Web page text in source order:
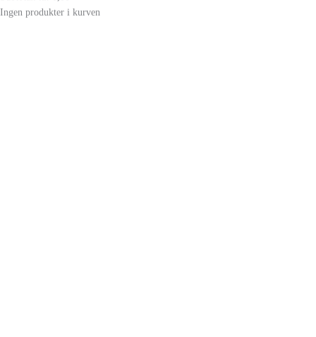
Ingen produkter i kurven